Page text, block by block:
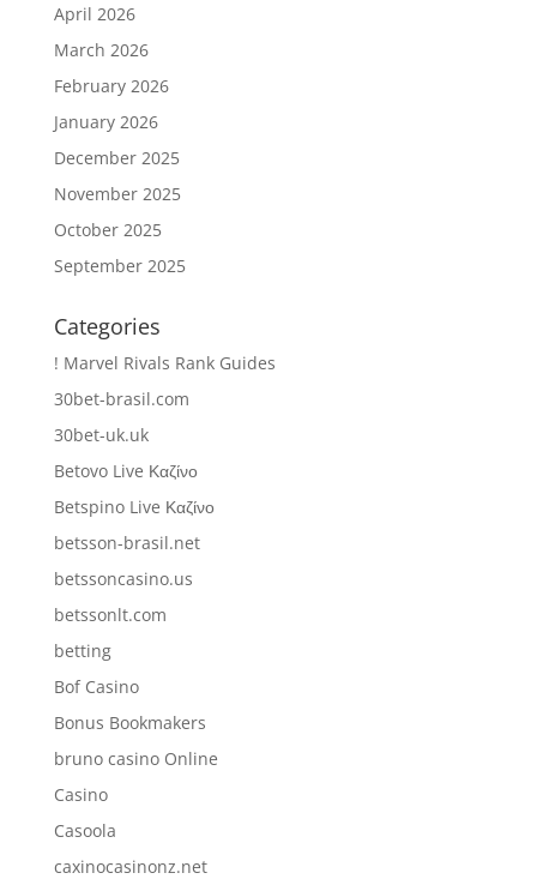
April 2026
March 2026
February 2026
January 2026
December 2025
November 2025
October 2025
September 2025
Categories
! Marvel Rivals Rank Guides
30bet-brasil.com
30bet-uk.uk
Betovo Live Καζίνο
Betspino Live Καζίνο
betsson-brasil.net
betssoncasino.us
betssonlt.com
betting
Bof Casino
Bonus Bookmakers
bruno casino Online
Casino
Casoola
caxinocasinonz.net